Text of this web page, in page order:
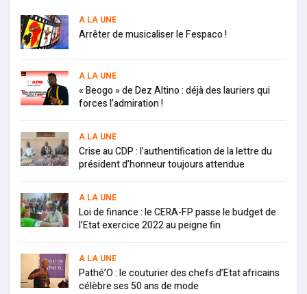
A LA UNE
Arrêter de musicaliser le Fespaco !
A LA UNE
« Beogo » de Dez Altino : déjà des lauriers qui
forces l’admiration !
A LA UNE
Crise au CDP : l’authentification de la lettre du
président d’honneur toujours attendue
A LA UNE
Loi de finance : le CERA-FP passe le budget de
l’Etat exercice 2022 au peigne fin
A LA UNE
Pathé’O : le couturier des chefs d’Etat africains
célèbre ses 50 ans de mode